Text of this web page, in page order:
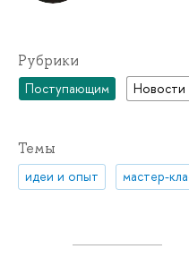
Рубрики
Поступающим Новости
Темы
идеи и опыт мастер-